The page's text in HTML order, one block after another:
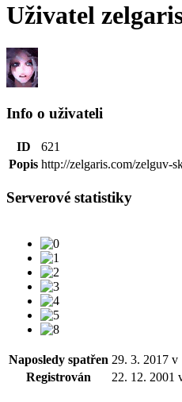
Uživatel
Info o uživateli
ID
621
Popis http://zelgaris.com/zelguv-
Serverové statistiky
Naposledy spatřen 29. 3. 2017 v
Registrován
22. 12. 2001